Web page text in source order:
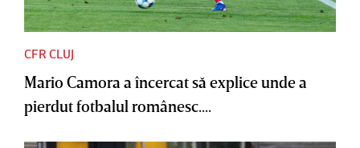
CFR CLUJ
Mario Camora a încercat să explice unde a
pierdut fotbalul românesc....